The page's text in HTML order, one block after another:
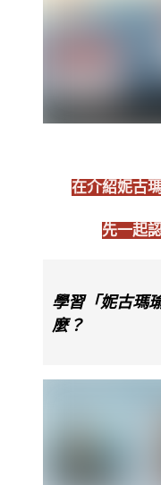
在介紹妮古
先一起
學習「妮古瑪
麼？